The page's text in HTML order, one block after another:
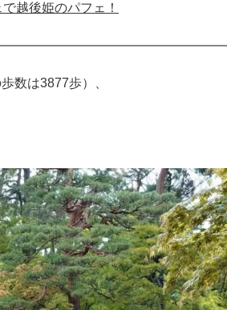
越後姫のパフェ！
数は3877歩）、